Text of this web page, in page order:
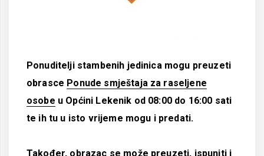
Ponuditelji stambenih jedinica mogu preuzeti
obrasce Ponude smještaja za raseljene
osobe u Općini Lekenik od 08:00 do 16:00 sati
te ih tu u isto vrijeme mogu i predati.
Također, obrazac se može preuzeti, ispuniti i